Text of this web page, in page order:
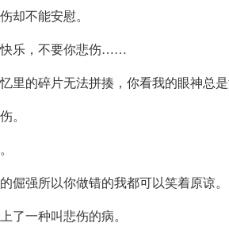
却不能安慰。
快乐，不要你悲伤……
里的碎片无法拼揍，你看我的眼神总是
。
倔强所以你做错的我都可以笑着原谅。
了一种叫悲伤的病。